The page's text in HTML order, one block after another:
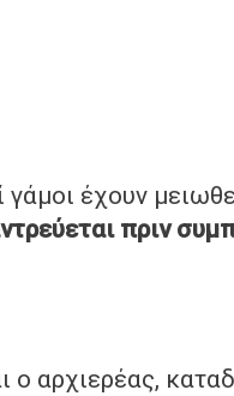
γάμοι έχουν
πριν
αρχιερέας,